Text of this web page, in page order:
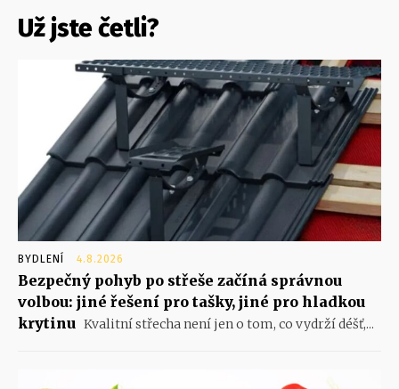
Už jste četli?
BYDLENÍ 4.8.2026
Bezpečný pohyb po střeše začíná správnou
volbou: jiné řešení pro tašky, jiné pro hladkou
krytinu Kvalitní střecha není jen o tom, co vydrží déšť,...